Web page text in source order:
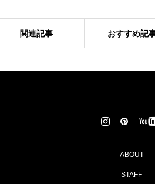
関連記事 おすすめ記
ABOUT
STAFF